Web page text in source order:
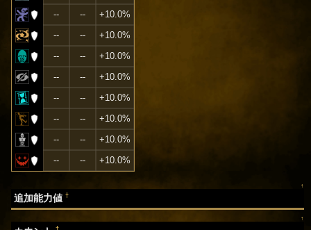
--
--
+10.0%
--
--
+10.0%
--
--
+10.0%
--
--
+10.0%
--
--
+10.0%
--
--
+10.0%
--
--
+10.0%
--
-- +10.0%
↑
追加能力値†
↑
†